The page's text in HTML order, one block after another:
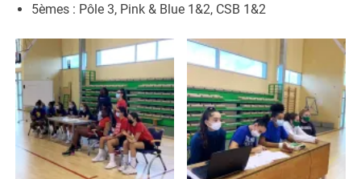
5èmes : Pôle 3, Pink & Blue 1&2, CSB 1&2